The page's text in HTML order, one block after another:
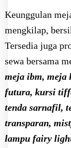
Keunggulan
mengkilap,
Tersedia juga
sewa bersama
meja ibm, meja
futura, kursi
tenda sarnafil,
transparan,
lampu fairy